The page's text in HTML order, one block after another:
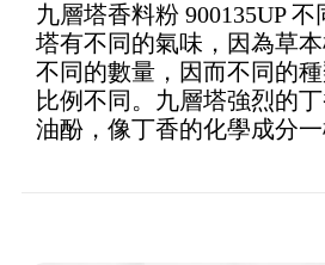
九層塔香料粉 900135UP 不
塔有不同的氣味，因為草
不同的數量，因而不同的
比例不同。九層塔強烈的
油酚，像丁香的化學成分一